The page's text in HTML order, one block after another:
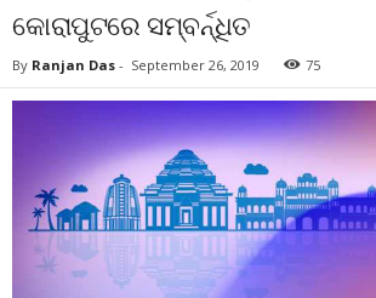
କୋରାପୁଟରେ ସମ୍ବର୍ନ୍ଧିତ
By Ranjan Das - September 26, 2019 75